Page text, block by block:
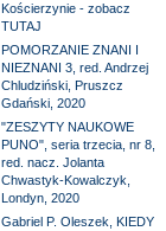
Kościerzynie - zobacz
TUTAJ
POMORZANIE ZNANI I
NIEZNANI 3, red. Andrzej
Chludziński, Pruszcz
Gdański, 2020
"ZESZYTY NAUKOWE
PUNO", seria trzecia, nr 8,
red. nacz. Jolanta
Chwastyk-Kowalczyk,
Londyn, 2020
Gabriel P. Oleszek, KIEDY